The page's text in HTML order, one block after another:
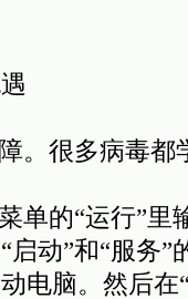
。很多病毒
的“运行”里
动”和“服务”
电脑。然后在